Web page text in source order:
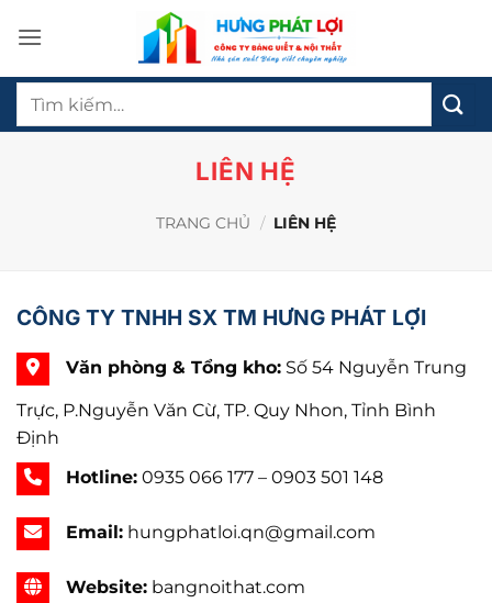
qua
dung
Tìm
LIÊN HỆ
TRANG CHỦ / LIÊN HỆ
CÔNG TY TNHH SX TM HƯNG PHÁT LỢI
Văn phòng & Tổng kho: Số 54 Nguyễn Trung
Trực, P.Nguyễn Văn Cừ, TP. Quy Nhon, Tỉnh Bình
Định
Hotline: 0935 066 177 – 0903 501 148
Email: hungphatloi.qn@gmail.com
Website: bangnoithat.com